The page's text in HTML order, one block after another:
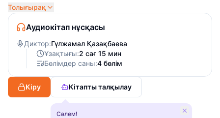
шулы ұжымдастыру кезеңінің оқиғалары алынған.
Ұжымдастыру, әсіресе, қазақ елінің тарихындағы зардабы
осы күнге дейін жойылып бітпеген, аса қасіретті нәубет
Толығырақ
Аудиокітап нұсқасы
Диктор:Гүлжамал Қазақбаева
Ұзақтығы:2 сағ 15 мин
Бөлімдер саны:4 бөлім
Кіру Кітапты талқылау
Сәлем!